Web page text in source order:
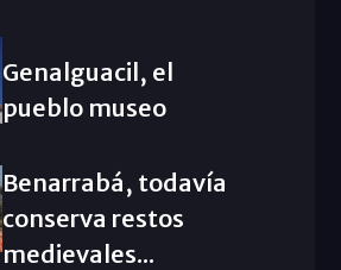
Genalguacil, el
pueblo museo
Benarrabá, todavía
conserva restos
medievales...